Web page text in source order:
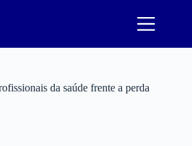
da saúde frente a perda